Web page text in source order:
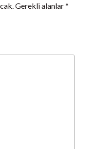
Gerekli alanlar*